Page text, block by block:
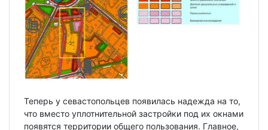
Теперь у севастопольцев появилась надежда на то,
что вместо уплотнительной застройки под их окнами
появятся территории общего пользования. Главное,